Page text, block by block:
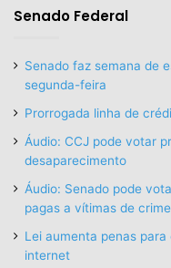
Senado Federal
Senado faz semana de
segunda-feira
Prorrogada linha de
Áudio: CCJ pode votar
desaparecimento
Áudio: Senado pode
pagas a vítimas de
Lei aumenta penas
internet